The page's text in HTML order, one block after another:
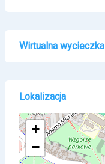
Wirtualna wycieczka
Lokalizacja
+
−